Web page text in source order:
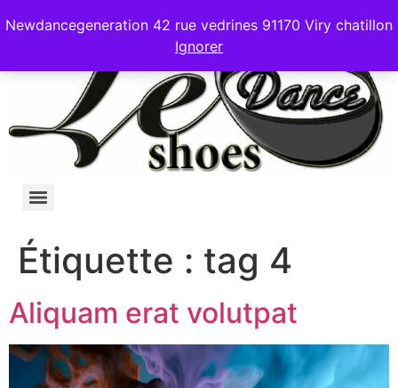
Newdancegeneration 42 rue vedrines 91170 Viry chatillon
Ignorer
Étiquette : tag 4
Aliquam erat volutpat